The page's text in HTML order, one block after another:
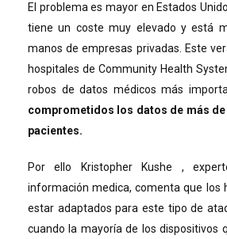
El problema es mayor en Estados
tiene un coste muy elevado y está
manos de empresas privadas. Este
hospitales de Community Health
robos de datos médicos más
comprometidos los datos de más
pacientes.
Por ello Kristopher Kushe ,
información medica, comenta que los
estar adaptados para este tipo de
cuando la mayoría de los dispositivos